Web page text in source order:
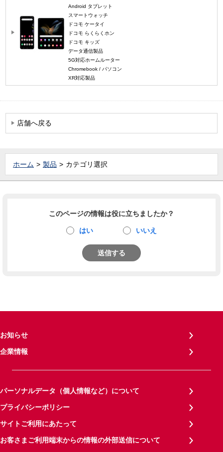
Android タブレット
スマートウォッチ
ドコモ ケータイ
ドコモ らくらくホン
ドコモ キッズ
データ通信製品
5G対応ホームルーター
Chromebook / パソコン
XR対応製品
店舗へ戻る
ホーム 製品 カテゴリ選択
このページの情報は役に立ちましたか？
はい いいえ
送信する
お知らせ
企業情報
パーソナルデータ（個人情報など）について
プライバシーポリシー
サイトご利用にあたって
お客さまご利用端末からの情報の外部送信について